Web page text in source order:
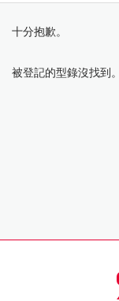
十分抱歉。
被登記的型錄沒找到。